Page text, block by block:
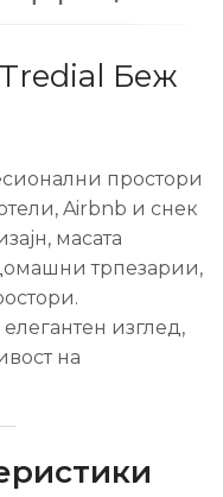
Беж
простори
Airbnb и снек
масата
трпезарии,
изглед,
на